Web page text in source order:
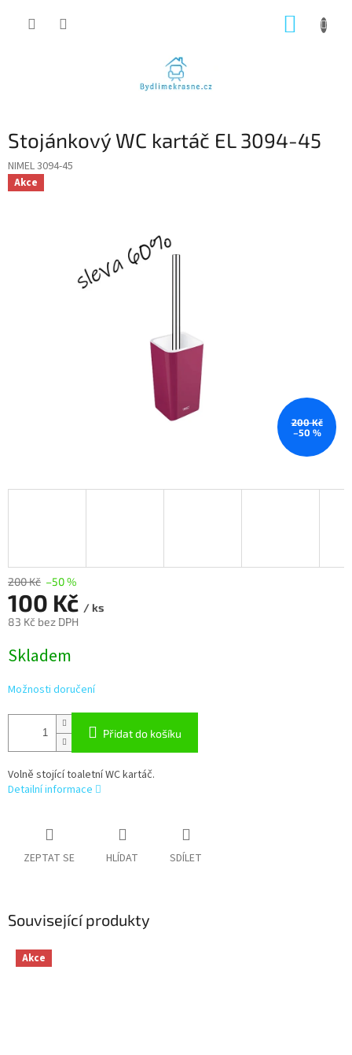
Stojánkový WC kartáč EL 3094-45
NIMEL 3094-45
Akce
200 Kč
–50 %
200 Kč –50 %
100 Kč / ks
83 Kč bez DPH
cena:
Skladem
Možnosti doručení
Přidat do košíku
Volně stojící toaletní WC kartáč.
Detailní informace
ZEPTAT SE HLÍDAT SDÍLET
Související produkty
Akce